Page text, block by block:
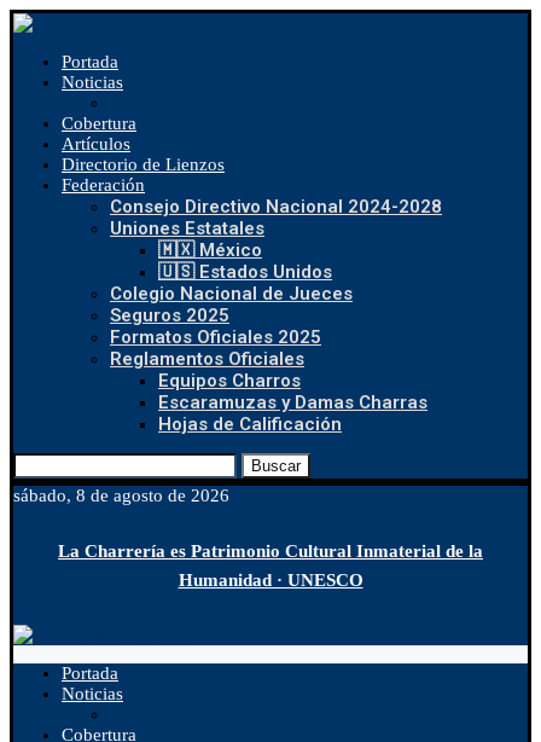
Portada
Noticias
Cobertura
Artículos
Directorio de Lienzos
Federación
Consejo Directivo Nacional 2024-2028
Uniones Estatales
🇲🇽 México
🇺🇸 Estados Unidos
Colegio Nacional de Jueces
Seguros 2025
Formatos Oficiales 2025
Reglamentos Oficiales
Equipos Charros
Escaramuzas y Damas Charras
Hojas de Calificación
Buscar
sábado, 8 de agosto de 2026
La Charrería es Patrimonio Cultural Inmaterial de la
Humanidad · UNESCO
Portada
Noticias
Cobertura